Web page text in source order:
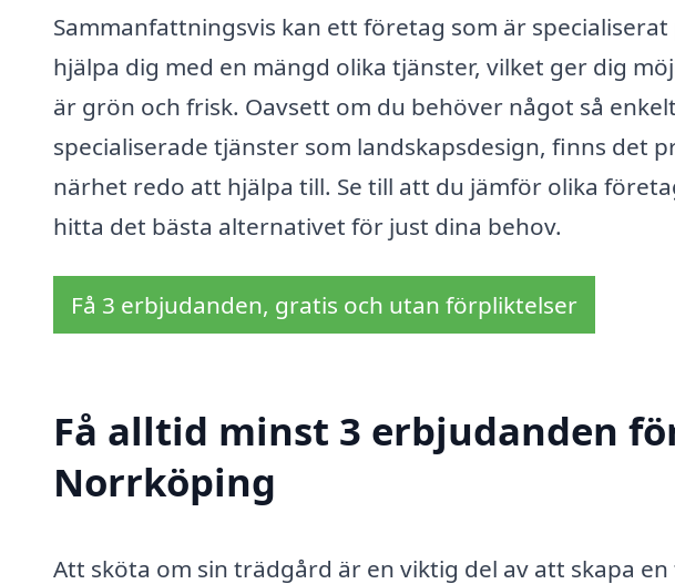
Sammanfattningsvis kan ett företag som är
hjälpa dig med en mängd olika tjänster, vilket ger dig
är grön och frisk. Oavsett om du behöver något så
specialiserade tjänster som landskapsdesign, finns det
närhet redo att hjälpa till. Se till att du jämför olika
hitta det bästa alternativet för just dina behov.
Få 3 erbjudanden, gratis och utan förpliktelser
Få alltid minst 3 erbjudanden
Norrköping
Att sköta om sin trädgård är en viktig del av att skapa